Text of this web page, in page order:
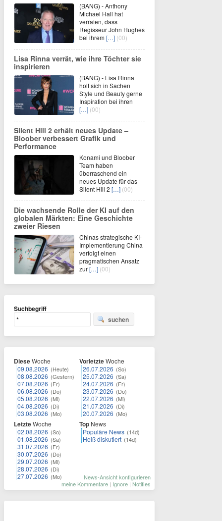
(BANG) - Anthony
Michael Hall hat
verraten, dass
Regisseur John Hughes
bei ihrem[…] (00)
Lisa Rinna verrät, wie ihre Töchter sie
inspirieren
(BANG) - Lisa Rinna
holt sich in Sachen
Style und Beauty gerne
Inspiration bei ihren
[…] (00)
Silent Hill 2 erhält neues Update –
Bloober verbessert Grafik und
Performance
Konami und Bloober
Team haben
überraschend ein
neues Update für das
Silent Hill 2 […] (00)
Die wachsende Rolle der KI auf den
globalen Märkten: Eine Geschichte
zweier Riesen
Chinas strategische KI-
Implementierung China
verfolgt einen
pragmatischen Ansatz
zur[…] (00)
Suchbegriff
suchen
DieseWoche
09.08.2026 (Heute)
08.08.2026 (Gestern)
07.08.2026 (Fr)
06.08.2026 (Do)
05.08.2026 (Mi)
04.08.2026 (Di)
03.08.2026 (Mo)
LetzteWoche
02.08.2026 (So)
01.08.2026 (Sa)
31.07.2026 (Fr)
30.07.2026 (Do)
29.07.2026 (Mi)
28.07.2026 (Di)
27.07.2026 (Mo)
VorletzteWoche
26.07.2026 (So)
25.07.2026 (Sa)
24.07.2026 (Fr)
23.07.2026 (Do)
22.07.2026 (Mi)
21.07.2026 (Di)
20.07.2026 (Mo)
Top News
Populäre News (14d)
Heiß diskutiert (14d)
News-Ansicht konfigurieren
meine Kommentare | Ignore | Notifies